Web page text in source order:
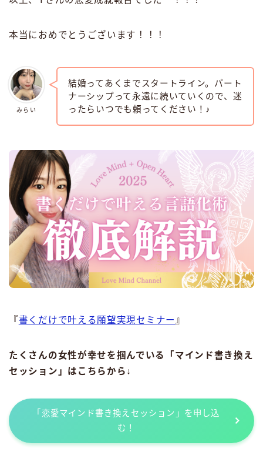
本当におめでとうございます！！！
みらい
結婚ってあくまでスタートライン。パート
ナーシップって永遠に続いていくので、迷
ったらいつでも頼ってください！♪
『書くだけで叶える願望実現セミナー 』
たくさんの女性が幸せを掴んでいる「マインド書き換え
セッション」はこちらから↓
「恋愛マインド書き換えセッション」を申し込
む！